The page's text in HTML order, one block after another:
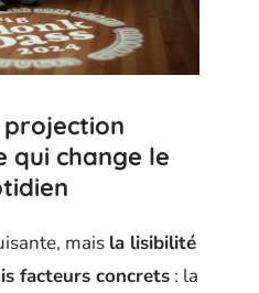
qui change le
mais la lisibilité
facteurs concrets : la